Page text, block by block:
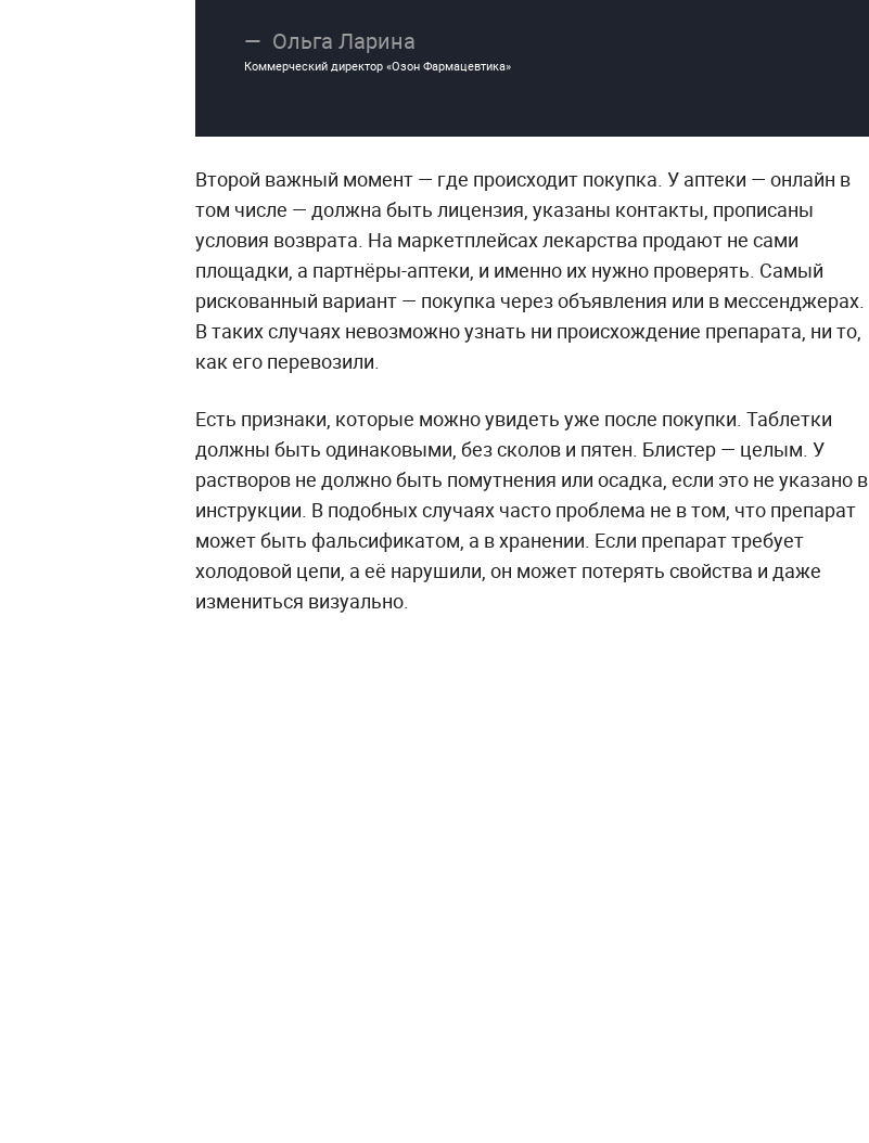
Ольга Ларина
Коммерческий директор «Озон Фармацевтика»
Второй важный момент — где происходит покупка. У аптеки — онлайн в
том числе — должна быть лицензия, указаны контакты, прописаны
условия возврата. На маркетплейсах лекарства продают не сами
площадки, а партнёры-аптеки, и именно их нужно проверять. Самый
рискованный вариант — покупка через объявления или в мессенджерах.
В таких случаях невозможно узнать ни происхождение препарата, ни то,
как его перевозили.
Есть признаки, которые можно увидеть уже после покупки. Таблетки
должны быть одинаковыми, без сколов и пятен. Блистер — целым. У
растворов не должно быть помутнения или осадка, если это не указано в
инструкции. В подобных случаях часто проблема не в том, что препарат
может быть фальсификатом, а в хранении. Если препарат требует
холодовой цепи, а её нарушили, он может потерять свойства и даже
измениться визуально.